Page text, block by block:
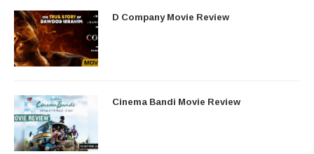
D Company Movie Review
Cinema Bandi Movie Review